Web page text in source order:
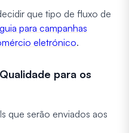
que tipo de fluxo de
guia para campanhas
eletrónico.
para os
que serão enviados aos